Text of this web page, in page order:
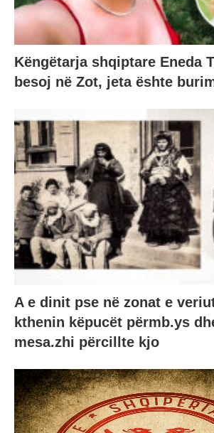
Këngëtarja shqiptare Eneda
besoj në Zot, jeta ështe
A e dinit pse në zonat e
kthenin këpucët përmb.ys
mesa.zhi përcillte kjo